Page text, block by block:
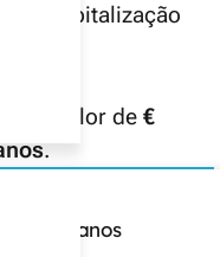
de capitalização
no valor de €
.
de 10 anos